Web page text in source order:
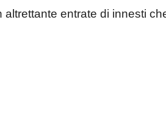
altrettante entrate di innesti